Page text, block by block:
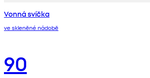
Vonná svíčka
ve skleněné nádobě
90